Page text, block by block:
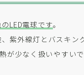
LED電球です。
紫外線灯とバスキン
が少なく扱いやすいで